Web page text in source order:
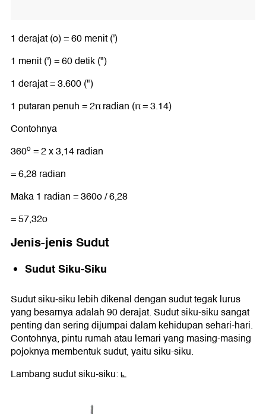
1 derajat (o) = 60 menit (')
1 menit (') = 60 detik (")
1 derajat = 3.600 (")
1 putaran penuh = 2π radian (π = 3.14)
Contohnya
360o = 2 x 3,14 radian
= 6,28 radian
Maka 1 radian = 360o / 6,28
= 57,32o
Jenis-jenis Sudut
Sudut Siku-Siku
Sudut siku-siku lebih dikenal dengan sudut tegak lurus
yang besarnya adalah 90 derajat. Sudut siku-siku sangat
penting dan sering dijumpai dalam kehidupan sehari-hari.
Contohnya, pintu rumah atau lemari yang masing-masing
pojoknya membentuk sudut, yaitu siku-siku.
Lambang sudut siku-siku: ⦜